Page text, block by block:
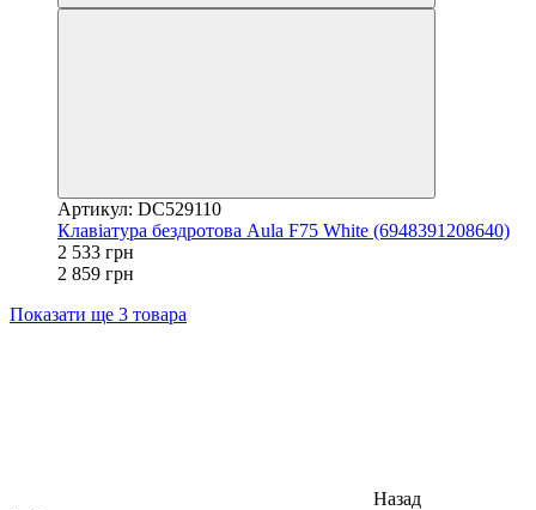
Артикул: DC529110
Клавіатура бездротова Aula F75 White (6948391208640)
2 533 грн
2 859 грн
Показати ще 3 товара
Назад